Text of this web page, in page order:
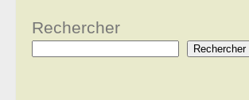
Rechercher
Rechercher